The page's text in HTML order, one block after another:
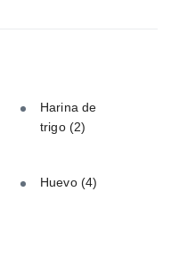
Harina de
trigo(2)
Huevo(4)